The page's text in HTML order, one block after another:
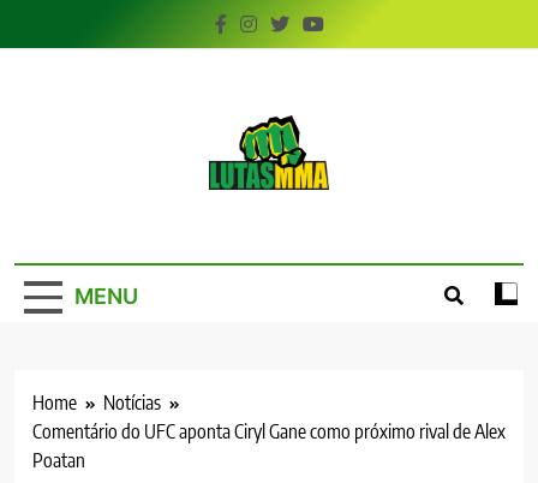
to
MENU
Home
Notícias
Comentário do UFC aponta Ciryl Gane como próximo rival de Alex
Poatan